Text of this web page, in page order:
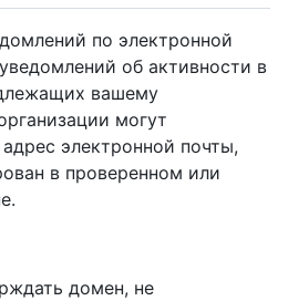
по электронной
об активности в
вашему
могут
электронной почты,
в проверенном или
домен, не